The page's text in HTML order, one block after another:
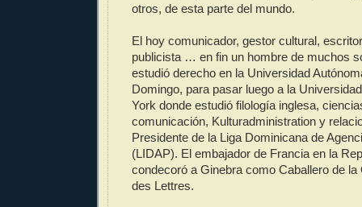
otros, de esta parte del mundo.
El hoy comunicador, gestor cultural,
publicista … en fin un hombre de muchos
estudió derecho en la Universidad
Domingo, para pasar luego a la
York donde estudió filología inglesa,
comunicación, Kulturadministration y
Presidente de la Liga Dominicana de
(LIDAP). El embajador de Francia en la
condecoró a Ginebra como Caballero de la
des Lettres.